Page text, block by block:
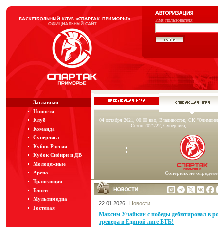
Имя пользователя
Заглавная
Новости
Клуб
Команда
Суперлига
Кубок России
Кубок Сибири и ДВ
Молодежные
Арена
Трансляция
Блоги
Мультимедиа
Гостевая
04 октября 2021, 00:00 вво, Владивосток, СК
Сезон 2021/22, Суперлига, .
:
Соперник не
22.01.2026 | Новости
Максим Учайкин с победы дебютировал в
тренера в Единой лиге ВТБ!